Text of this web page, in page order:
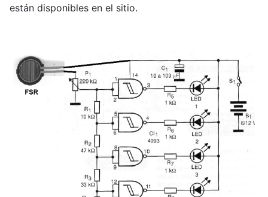
están disponibles en el sitio.